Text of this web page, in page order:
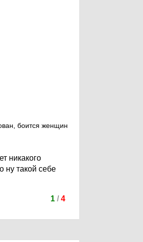
боится женщин
никакого
ну такой себе
1/ 4